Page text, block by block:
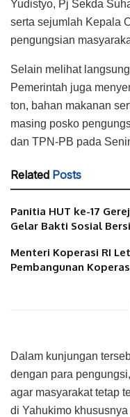
Yudistyo, Pj Sekda
serta sejumlah Kepala
pengungsian
Selain melihat
Pemerintah juga
ton, bahan makanan
masing posko
dan TPN-PB pada
Related Posts
Panitia HUT ke-17
Gelar Bakti Sosial
Menteri Koperasi RI
Pembangunan
Dalam kunjungan
dengan para
agar masyarakat tetap
di Yahukimo